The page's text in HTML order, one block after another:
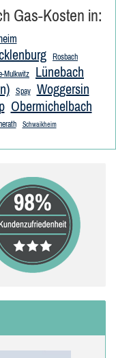
Gas-Kosten in:
Rosbach
Mulkwitz Lünebach
Spay Woggersin
Obermichelbach
Schwaikheim